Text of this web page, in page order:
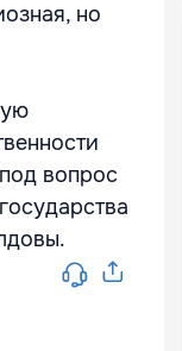
но
вопрос